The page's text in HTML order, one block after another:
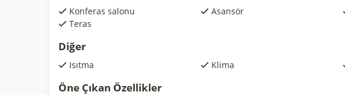
Konferas salonu Asansör
Teras
Diğer
Isıtma Klima
Öne Çıkan Özellikler